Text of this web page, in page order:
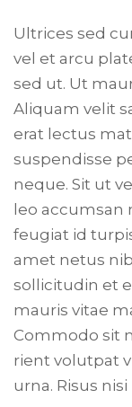
Ultrices sed
vel et arcu
sed ut. Ut
Aliquam velit
erat lectus
suspendisse
neque. Sit ut
leo accumsan
feugiat id
amet netus
sollicitudin et
mauris vitae
Commodo sit
rient volutpat
urna. Risus